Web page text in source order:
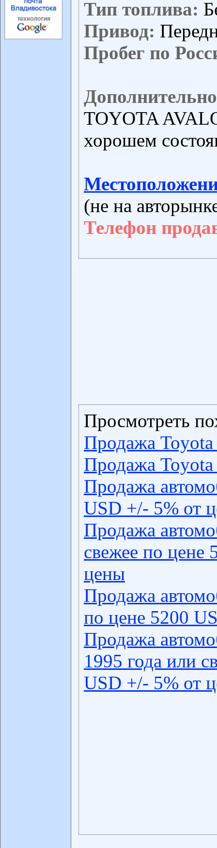
Тип топлива:
Привод:
Пробег по
TOYOTA
хорошем
(не на
Телефон
Просмотреть
Продажа
Продажа
Продажа
USD +/- 5% от
Продажа
свежее по цене
цены
Продажа
по цене 5200
Продажа
1995 года или
USD +/- 5% от